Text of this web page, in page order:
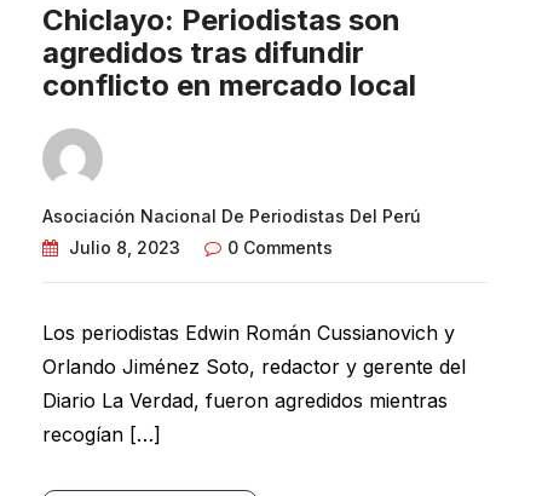
Chiclayo: Periodistas son
agredidos tras difundir
conflicto en mercado local
Asociación Nacional De Periodistas Del Perú
Julio 8, 2023
0 Comments
Los periodistas Edwin Román Cussianovich y
Orlando Jiménez Soto, redactor y gerente del
Diario La Verdad, fueron agredidos mientras
recogían […]